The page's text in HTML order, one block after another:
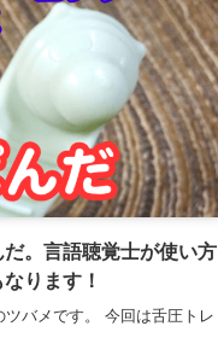
。言語聴覚士が使い方
ります！
バメです。 今回は舌圧トレ